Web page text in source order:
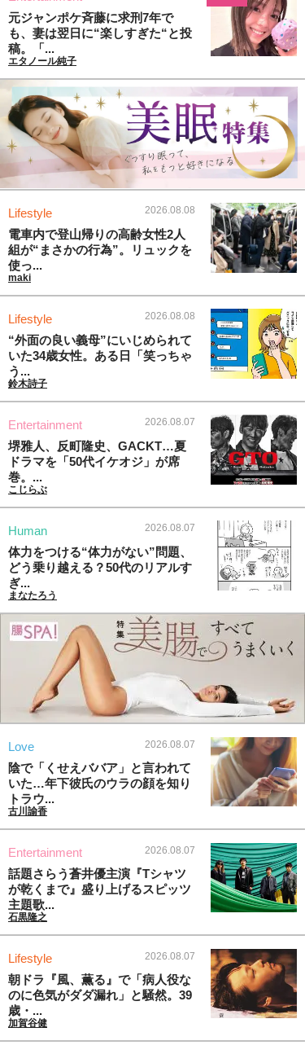
元ジャンポケ斉藤に求刑7年で
も、妻は翌日に“楽しすぎた“と投
稿。「...
エタノール純子
Lifestyle 2026.08.08
電車内で登山帰りの高齢女性2人
組が“まさかの行為”。リュックを
使っ...
maki
Lifestyle 2026.08.08
“外面の良い義母”にいじめられて
いた34歳女性。ある日「笑っちゃ
う...
鈴木詩子
Entertainment 2026.08.07
堺雅人、反町隆史、GACKT…夏
ドラマを「50代イケオジ」が席
巻。...
こじらぶ
Human 2026.08.07
体力をつける“体力がない”問題、
どう乗り越える？50代のリアルす
ぎ...
まなたろう
Love 2026.08.07
陰で「くせえババア」と言われて
いた…年下彼氏のウラの顔を知り
トラウ...
古川諭香
Entertainment 2026.08.07
話題さらう蒼井優主演『Tシャツ
が乾くまで』盛り上げるスピッツ
主題歌...
石黒隆之
Lifestyle 2026.08.07
朝ドラ『風、薫る』で「病人役な
のに色気がダダ漏れ」と騒然。39
歳・...
加賀谷健